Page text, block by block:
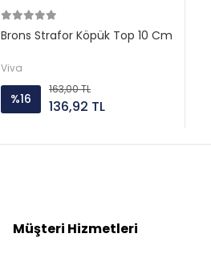
Brons Strafor Köpük Top 10 Cm
Viva
%16
163,00 TL
136,92 TL
Müşteri Hizmetleri